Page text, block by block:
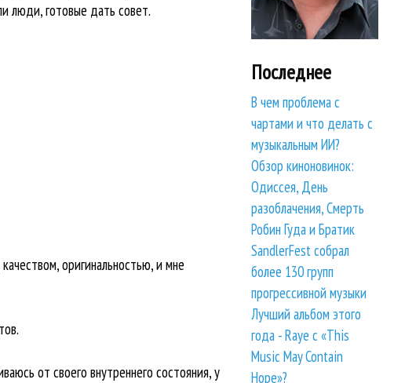
люди, готовые дать совет.
оригинальностью, и мне
от своего внутреннего состояния, у
Последнее
В чем проблема с
чартами и что делать с
музыкальным ИИ?
Обзор киноновинок:
Одиссея, День
разоблачения, Смерть
Робин Гуда и Братик
SandlerFest собрал
более 130 групп
прогрессивной музыки
Лучший альбом этого
года - Raye с «This
Music May Contain
Hope»?